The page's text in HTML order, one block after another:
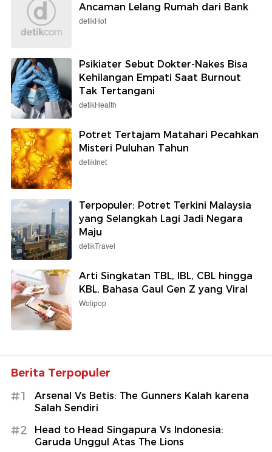
Ancaman Lelang Rumah dari Bank
detikHot
Psikiater Sebut Dokter-Nakes Bisa
Kehilangan Empati Saat Burnout
Tak Tertangani
detikHealth
Potret Tertajam Matahari Pecahkan
Misteri Puluhan Tahun
detikInet
Terpopuler: Potret Terkini Malaysia
yang Selangkah Lagi Jadi Negara
Maju
detikTravel
Arti Singkatan TBL, IBL, CBL hingga
KBL, Bahasa Gaul Gen Z yang Viral
Wolipop
Berita Terpopuler
#1
Arsenal Vs Betis: The Gunners Kalah karena
Salah Sendiri
#2
Head to Head Singapura Vs Indonesia:
Garuda Unggul Atas The Lions